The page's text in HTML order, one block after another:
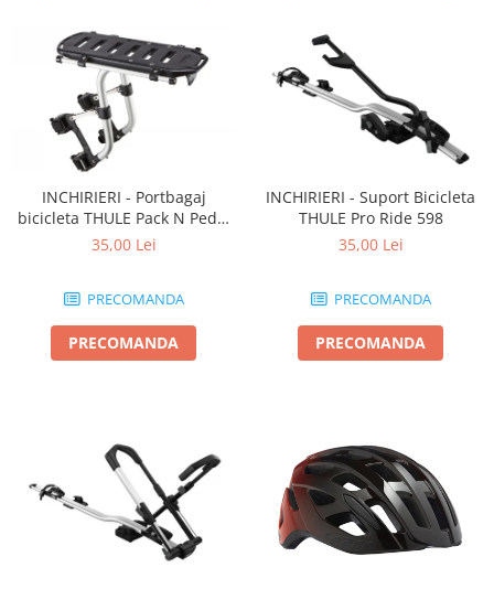
INCHIRIERI - Portbagaj
bicicleta THULE Pack N Pedal
tour rack
35,00 Lei
PRECOMANDA
PRECOMANDA
INCHIRIERI - Suport Bicicleta
THULE Pro Ride 598
35,00 Lei
PRECOMANDA
PRECOMANDA